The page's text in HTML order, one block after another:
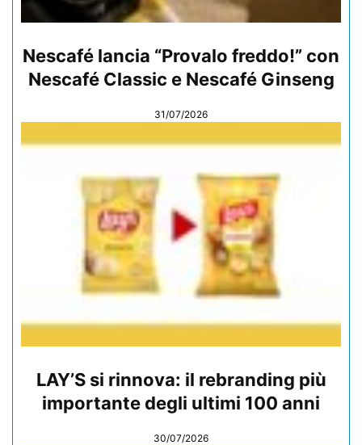
Nescafé lancia “Provalo freddo!” con
Nescafé Classic e Nescafé Ginseng
31/07/2026
LAY’S si rinnova: il rebranding più
importante degli ultimi 100 anni
30/07/2026